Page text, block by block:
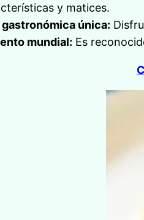
y matices.
única:
mundial: Es